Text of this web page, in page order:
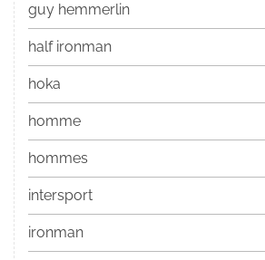
guy hemmerlin
half ironman
hoka
homme
hommes
intersport
ironman